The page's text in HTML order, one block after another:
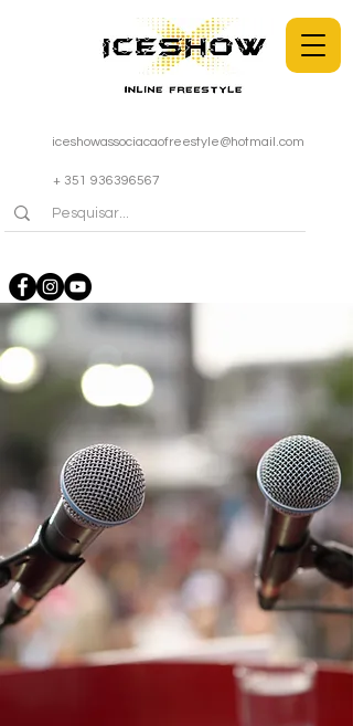
iceshowassociacaofreestyle@hotmail.com
+ 351 936396567